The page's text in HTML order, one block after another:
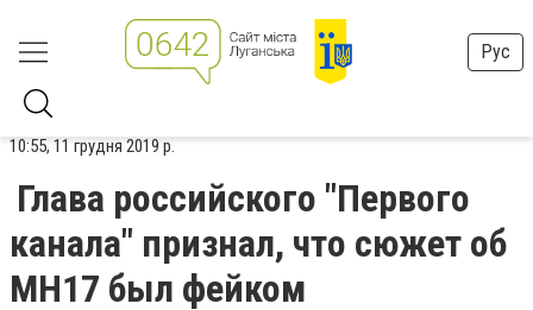
Рус
10:55, 11 грудня 2019 р.
Глава российского "Первого
канала" признал, что сюжет об
MH17 был фейком